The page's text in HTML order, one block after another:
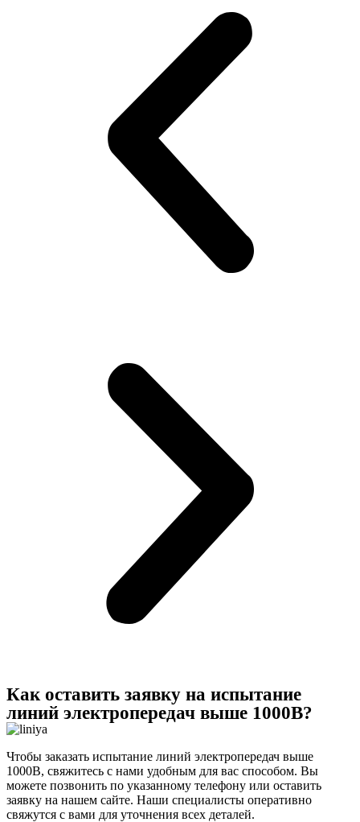
Как оставить заявку на испытание
линий электропередач выше 1000В?
Чтобы заказать испытание линий электропередач выше
1000В, свяжитесь с нами удобным для вас способом. Вы
можете позвонить по указанному телефону или оставить
заявку на нашем сайте. Наши специалисты оперативно
свяжутся с вами для уточнения всех деталей.